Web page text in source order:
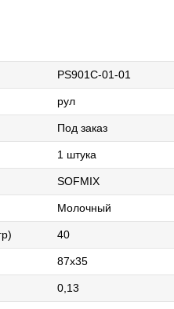
PS901C-01-01
рул
Под заказ
1 штука
SOFMIX
Молочный
40
87х35
0,13